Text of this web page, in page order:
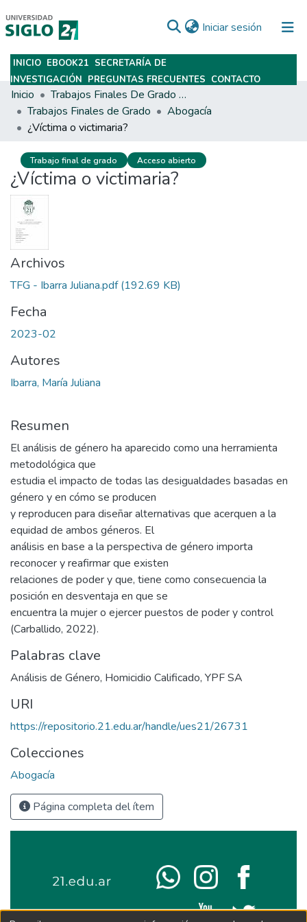
Iniciar sesión (current)
Subir
INICIO EBOOK21 SECRETARÍA DE
INVESTIGACIÓN PREGUNTAS FRECUENTES CONTACTO
Inicio
Trabajos Finales De Grado Y Posgrado
Trabajos Finales de Grado
Abogacía
¿Víctima o victimaria?
Trabajo final de grado Acceso abierto
¿Víctima o victimaria?
Archivos
TFG - Ibarra Juliana.pdf(192.69 KB)
Fecha
2023-02
Autores
Ibarra, María Juliana
Resumen
El análisis de género ha aparecido como una herramienta
metodológica que
estudia el impacto de todas las desigualdades basadas en
género y en cómo se producen
y reproducen para diseñar alternativas que acerquen a la
equidad de ambos géneros. El
análisis en base a la perspectiva de género importa
reconocer y reafirmar que existen
relaciones de poder y que, tiene como consecuencia la
posición en desventaja en que se
encuentra la mujer o ejercer puestos de poder y control
(Carballido, 2022).
Palabras clave
Análisis de Género, Homicidio Calificado, YPF SA
URI
https://repositorio.21.edu.ar/handle/ues21/26731
Colecciones
Abogacía
Página completa del ítem